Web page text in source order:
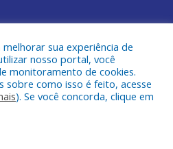
a Câmara Municipal de Marapanim.
Administrativa
sua experiência de
nosso portal, você
monitoramento de cookies.
sobre como isso é feito, acesse
). Se você concorda, clique em